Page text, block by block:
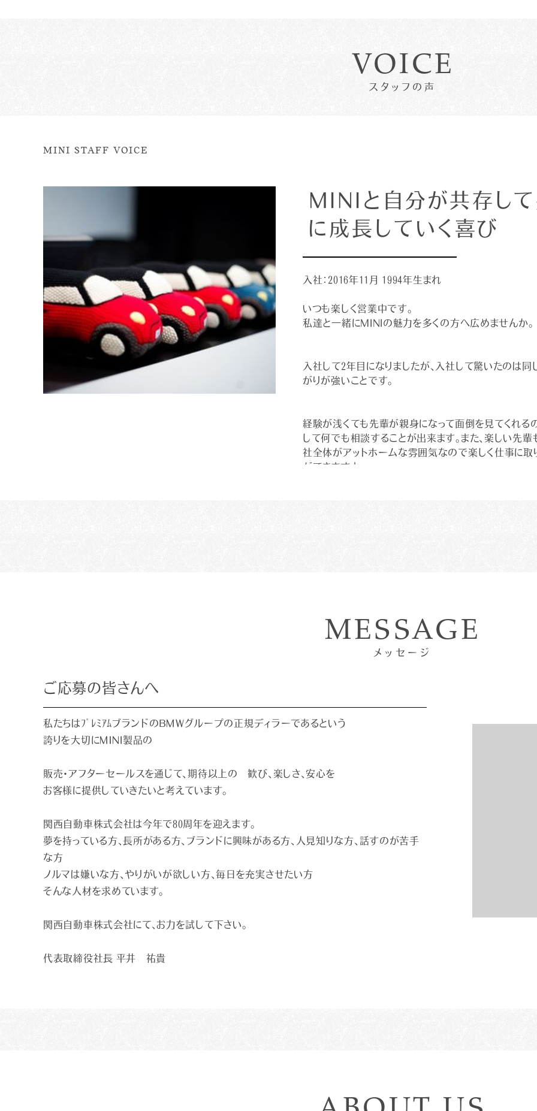
VOICE
スタッフの声
MINI STAFF VOICE
MINIと自分が共存し
に成長していく喜び
入社：2016年11月 1994年生まれ
いつも楽しく営業中です。
私達と一緒にMINIの魅力を多くの方へ広めませんか。
入社して２年目になりましたが、入社して驚いたのは
がりが強いことです。
経験が浅くても先輩が親身になって面倒を見てくれる
して何でも相談することが出来ます。また、楽しい先輩
社全体がアットホームな雰囲気なので楽しく仕事に取
ができますよ。
この仕事の面白さは、やはり自分が頑張った成果が目
で頑張りがいがあるところです。
MESSAGE
メッセージ
ご応募の皆さんへ
私たちはﾌﾟﾚﾐｱﾑブランドのＢＭＷグループの正規ディラーであるという
誇りを大切にＭＩＮI製品の
販売・アフターセールスを通じて、期待以上の 歓び、楽しさ、安心を
お客様に提供していきたいと考えています。
関西自動車株式会社は今年で８０周年を迎えます。
夢を持っている方、長所がある方、ブランドに興味がある方、人見知りな方、話すのが苦手
な方
ノルマは嫌いな方、やりがいが欲しい方、毎日を充実させたい方
そんな人材を求めています。
関西自動車株式会社にて、お力を試して下さい。
代表取締役社長 平井 祐貴